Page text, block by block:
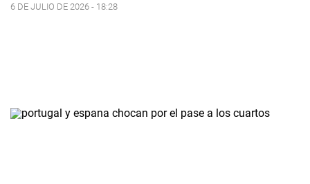
6 DE JULIO DE 2026 - 18:28